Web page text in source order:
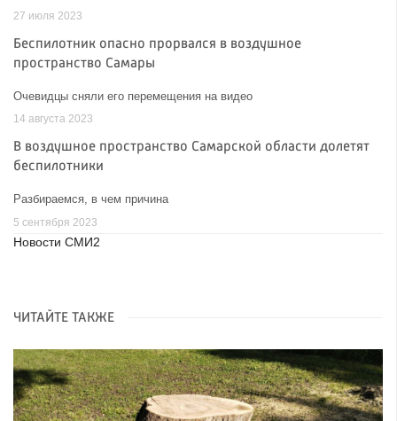
27 июля 2023
Беспилотник опасно прорвался в воздушное
пространство Самары
Очевидцы сняли его перемещения на видео
14 августа 2023
В воздушное пространство Самарской области долетят
беспилотники
Разбираемся, в чем причина
5 сентября 2023
Новости СМИ2
ЧИТАЙТЕ ТАКЖЕ